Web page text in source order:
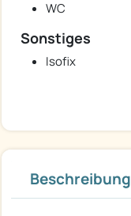
WC
Sonstiges
Isofix
Beschreibung